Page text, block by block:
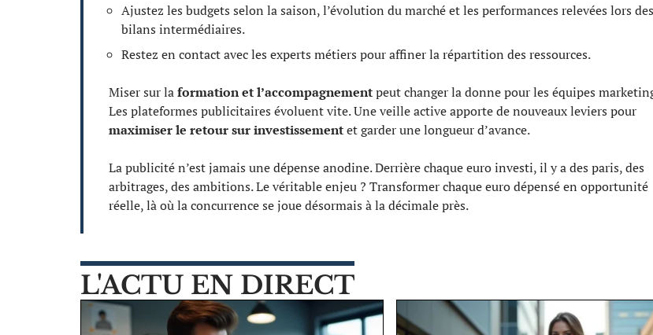
Ajustez les budgets selon la saison, l’évolution du marché et les performances relevées lors des
bilans intermédiaires.
Restez en contact avec les experts métiers pour affiner la répartition des ressources.
Miser sur laformation et l’accompagnementpeut changer la donne pour les équipes
Les plateformes publicitaires évoluent vite. Une veille active apporte de nouveaux leviers pour
maximiser le retour sur investissementet garder une longueur d’avance.
La publicité n’est jamais une dépense anodine. Derrière chaque euro investi, il y a des paris, des
arbitrages, des ambitions. Le véritable enjeu ? Transformer chaque euro dépensé en opportunité
réelle, là où la concurrence se joue désormais à la décimale près.
L'ACTU EN DIRECT